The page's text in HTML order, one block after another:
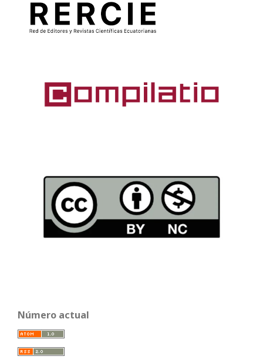
Número actual